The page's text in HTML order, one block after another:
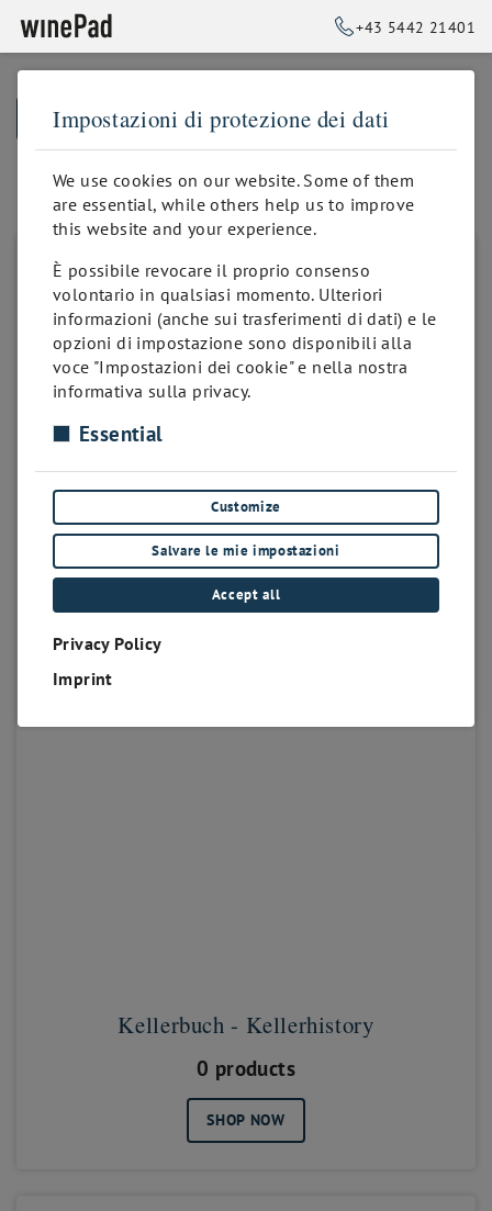
+43 5442 21401
BACK TO HOMEPAGE
Kellerverwaltung
Kellerbuch - Kellerhistory
0 products
SHOP NOW
Impostazioni di protezione dei dati
We use cookies on our website. Some of them
are essential, while others help us to improve
this website and your experience.
È possibile revocare il proprio consenso
volontario in qualsiasi momento. Ulteriori
informazioni (anche sui trasferimenti di dati) e le
opzioni di impostazione sono disponibili alla
voce "Impostazioni dei cookie" e nella nostra
informativa sulla privacy.
Essential
Customize
Salvare le mie impostazioni
Accept all
Privacy Policy
Imprint